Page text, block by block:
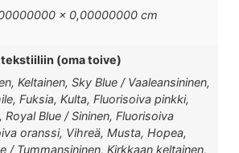
× 0,00000000 cm
(oma toive)
Keltainen, Sky Blue / Vaaleansininen,
Fuksia, Kulta, Fluorisoiva pinkki,
Blue / Sininen, Fluorisoiva
oranssi, Vihreä, Musta, Hopea,
/ Tummansininen, Kirkkaan keltainen,